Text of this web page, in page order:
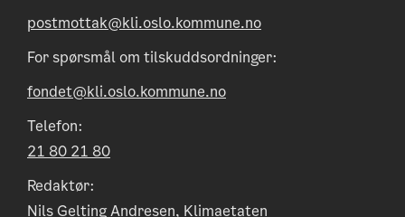
postmottak@kli.oslo.kommune.no
For spørsmål om tilskuddsordninger:
fondet@kli.oslo.kommune.no
Telefon:
21 80 21 80
Redaktør:
Nils Gelting Andresen, Klimaetaten